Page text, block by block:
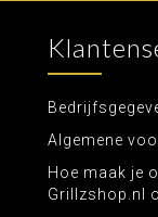
Algemene
Hoe maak je
Grillzshop.nl